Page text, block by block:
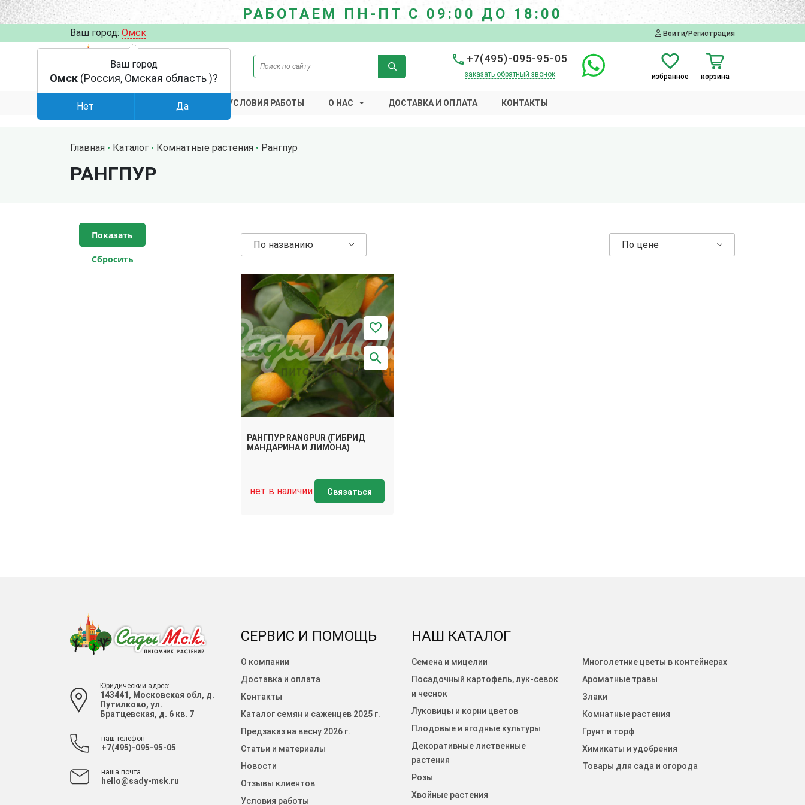
РАБОТАЕМ ПН-ПТ С 09:00 ДО 18:00
Ваш город: Омск Войти/Регистрация
+7(495)-095-95-05
заказать обратный звонок избранное корзина
АКЦИИ УСЛОВИЯ РАБОТЫ О НАС ДОСТАВКА И ОПЛАТА КОНТАКТЫ
Главная Каталог Комнатные растения Рангпур
РАНГПУР
По названию По цене
РАНГПУР RANGPUR (ГИБРИД
МАНДАРИНА И ЛИМОНА)
нет в наличии Связаться
Юридический адрес:
143441, Московская обл, д.
Путилково, ул.
Братцевская, д. 6 кв. 7
наш телефон
+7(495)-095-95-05
наша почта
hello@sady-msk.ru
СЕРВИС И ПОМОЩЬ
О компании
Доставка и оплата
Контакты
Каталог семян и саженцев 2025 г.
Предзаказ на весну 2026 г.
Статьи и материалы
Новости
Отзывы клиентов
Условия работы
НАШ КАТАЛОГ
Семена и мицелии
Посадочный картофель, лук-севок
и чеснок
Луковицы и корни цветов
Плодовые и ягодные культуры
Декоративные лиственные
растения
Розы
Хвойные растения
Многолетние цветы в контейнерах
Ароматные травы
Злаки
Комнатные растения
Грунт и торф
Химикаты и удобрения
Товары для сада и огорода
Ваш город
Омск (Россия, Омская область )?
Нет Да